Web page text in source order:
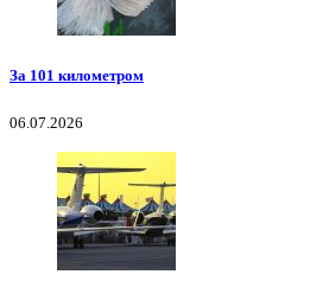
За 101 километром
06.07.2026